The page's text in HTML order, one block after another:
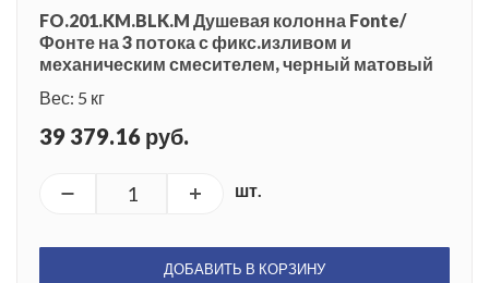
FO.201.KM.BLK.M Душевая колонна Fonte/
Фонте на 3 потока с фикс.изливом и
механическим смесителем, черный матовый
Вес: 5 кг
39 379.16 руб.
шт.
ДОБАВИТЬ В КОРЗИНУ